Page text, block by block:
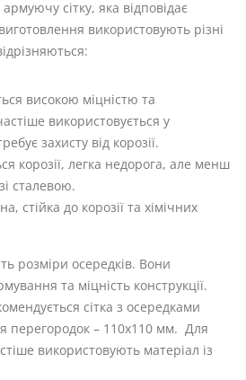
сітку, яка відповідає
використовують різні
високою міцністю та
використовується у
захисту від корозії.
корозії, легка недорога, але менш
сталевою.
стійка до корозії та хімічних
розміри осередків. Вони
та міцність конструкції.
сітка з осередками
перегородок – 110х110 мм. Для
використовують матеріал із